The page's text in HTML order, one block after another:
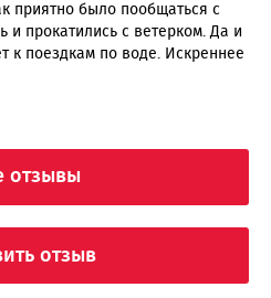
приятно было пообщаться с
прокатились с ветерком. Да и
к поездкам по воде. Искреннее
отзывы
отзыв